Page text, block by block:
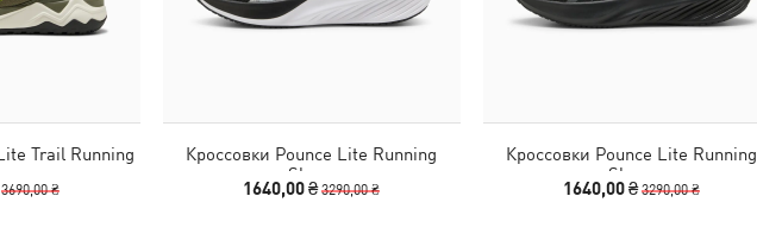
Trail Running
3690,00 ₴
Кроссовки Pounce Lite Running
Shoes
1640,00 ₴3290,00 ₴
Кроссовки Pounce Lite Running
Shoes
1640,00 ₴3290,00 ₴